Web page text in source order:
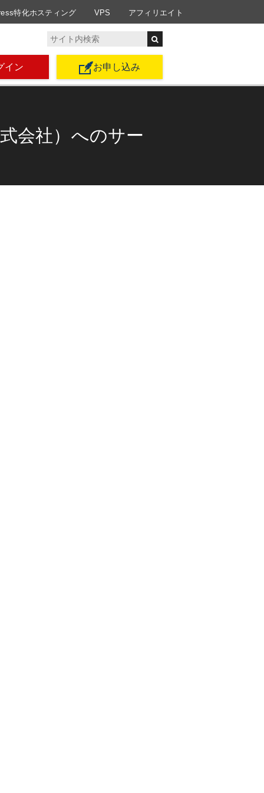
特化ホスティング VPS アフィリエイト
イン お申し込み
会社）へのサー